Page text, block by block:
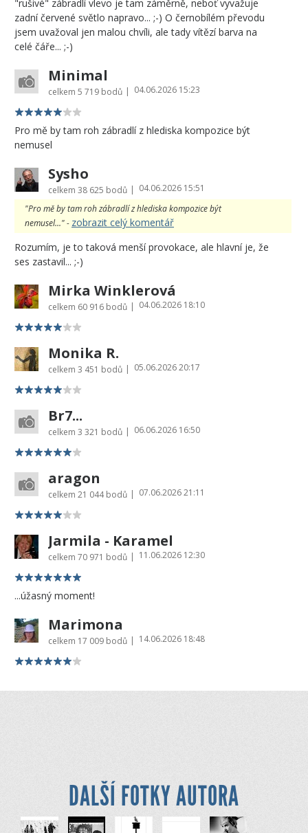
"rušivé" zábradlí vlevo je tam záměrně, neboť vyvažuje
zadní červené světlo napravo... ;-) O černobílém převodu
jsem uvažoval jen malou chvíli, ale tady vítězí barva na
celé čáře... ;-)
Minimal
celkem 5 719 bodů | 04.06.2026 15:23
Pro mě by tam roh zábradlí z hlediska kompozice být
nemusel
Sysho
celkem 38 625 bodů | 04.06.2026 15:51
"Pro mě by tam roh zábradlí z hlediska kompozice být
nemusel..." - zobrazit celý komentář
Rozumím, je to taková menší provokace, ale hlavní je, že
ses zastavil... ;-)
Mirka Winklerová
celkem 60 916 bodů | 04.06.2026 18:10
Monika R.
celkem 3 451 bodů | 05.06.2026 20:17
Br7...
celkem 3 321 bodů | 06.06.2026 16:50
aragon
celkem 21 044 bodů | 07.06.2026 21:11
Jarmila - Karamel
celkem 70 971 bodů | 11.06.2026 12:30
...úžasný moment!
Marimona
celkem 17 009 bodů | 14.06.2026 18:48
DALŠÍ FOTKY AUTORA